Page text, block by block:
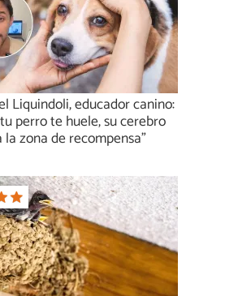
Liquindoli, educador canino:
perro te huele, su cerebro
zona de recompensa”